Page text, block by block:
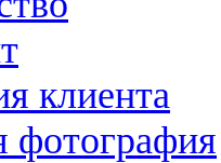
клиента
фотография